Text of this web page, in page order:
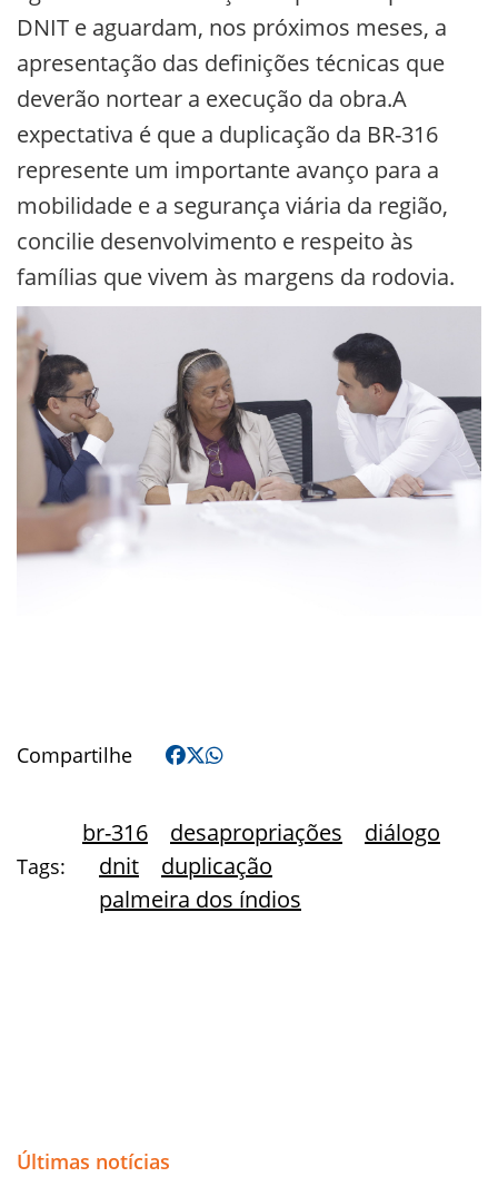
DNIT e aguardam, nos próximos meses, a
apresentação das definições técnicas que
deverão nortear a execução da obra.A
expectativa é que a duplicação da BR-316
represente um importante avanço para a
mobilidade e a segurança viária da região,
concilie desenvolvimento e respeito às
famílias que vivem às margens da rodovia.
Compartilhe
Tags:
br-316 desapropriações
diálogo
dnit
duplicação
palmeira dos índios
Últimas notícias